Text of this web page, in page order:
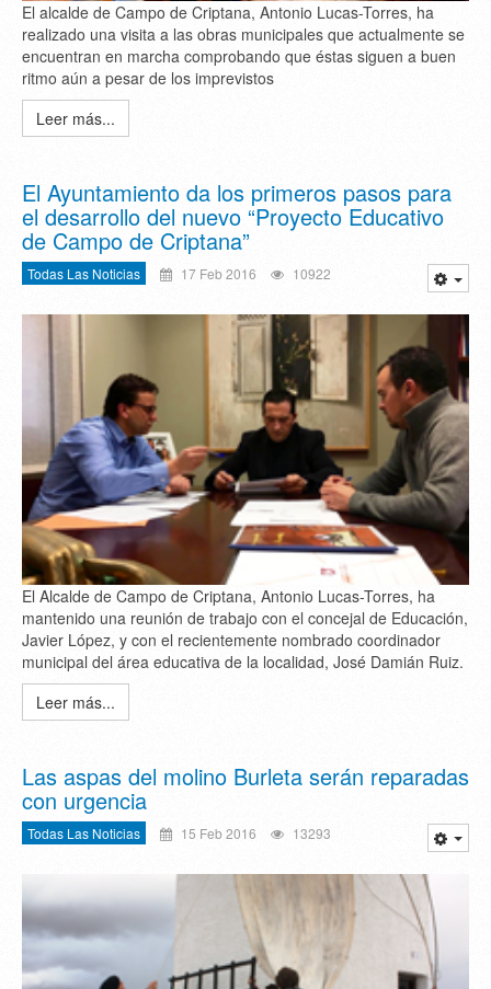
El alcalde de Campo de Criptana, Antonio Lucas-Torres, ha
realizado una visita a las obras municipales que actualmente se
encuentran en marcha comprobando que éstas siguen a buen
ritmo aún a pesar de los imprevistos
Leer más...
El Ayuntamiento da los primeros pasos para
el desarrollo del nuevo “Proyecto Educativo
de Campo de Criptana”
Todas Las Noticias 17 Feb 2016 10922
El Alcalde de Campo de Criptana, Antonio Lucas-Torres, ha
mantenido una reunión de trabajo con el concejal de Educación,
Javier López, y con el recientemente nombrado coordinador
municipal del área educativa de la localidad, José Damián Ruiz.
Leer más...
Las aspas del molino Burleta serán reparadas
con urgencia
Todas Las Noticias 15 Feb 2016 13293